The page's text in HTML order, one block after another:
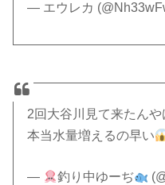
— エウレカ
2回大谷川見て来たんや
本当水量増えるの早い
— 釣り中ゆーぢ